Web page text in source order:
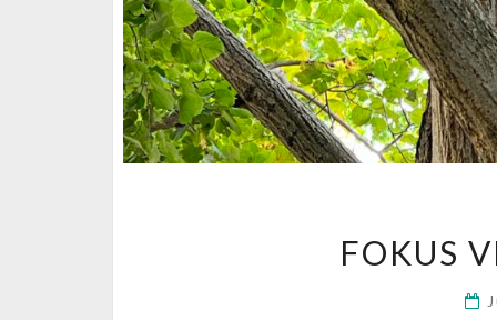
FOKUS